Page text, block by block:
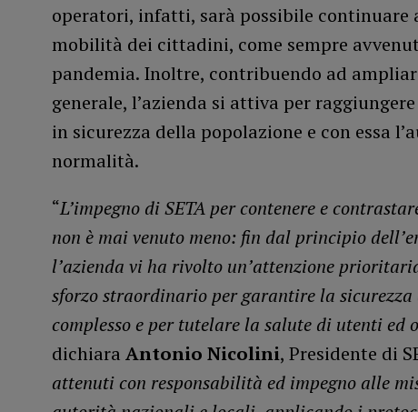
operatori, infatti, sarà possibile
mobilità dei cittadini, come sempre
pandemia. Inoltre, contribuendo ad
generale, l’azienda si attiva per
in sicurezza della popolazione e con essa
normalità.
“L’impegno di SETA per contenere e
non è mai venuto meno: fin dal principio
l’azienda vi ha rivolto un’attenzione
sforzo straordinario per garantire la sicurezza
complesso e per tutelare la salute di utenti ed
dichiara Antonio Nicolini, Presidente di
attenuti con responsabilità ed impegno alle